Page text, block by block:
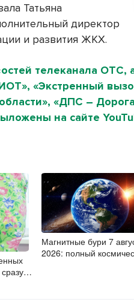
Татьяна
директор
и развития ЖКХ.
телеканала ОТС,
«Экстренный
«ДПС –
на сайте
Магнитные бури 7
2026: полный